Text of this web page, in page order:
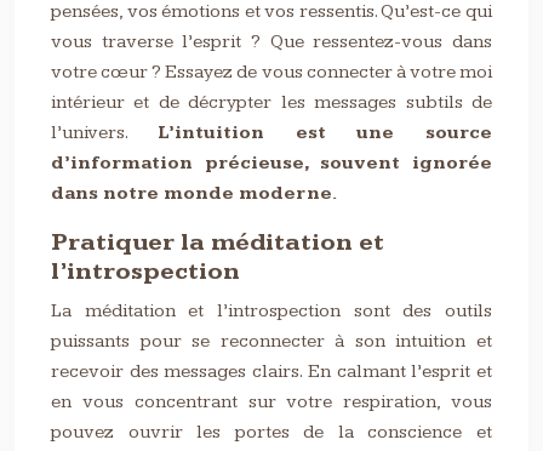
pensées, vos émotions et vos ressentis. Qu’est-ce qui
vous traverse l’esprit ? Que ressentez-vous dans
votre cœur ? Essayez de vous connecter à votre moi
intérieur et de décrypter les messages subtils de
l’univers. L’intuition est une source
d’information précieuse, souvent ignorée
dans notre monde moderne.
Pratiquer la méditation et
l’introspection
La méditation et l’introspection sont des outils
puissants pour se reconnecter à son intuition et
recevoir des messages clairs. En calmant l’esprit et
en vous concentrant sur votre respiration, vous
pouvez ouvrir les portes de la conscience et